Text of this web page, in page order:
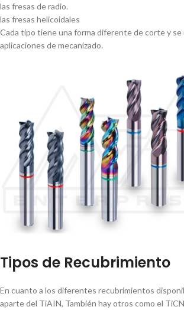
las fresas de radio.
las fresas helicoidales
Cada tipo tiene una forma diferente de corte y
aplicaciones de mecanizado.
Tipos de Recubrimiento
En cuanto a los diferentes recubrimientos
aparte del TiAIN, También hay otros como el